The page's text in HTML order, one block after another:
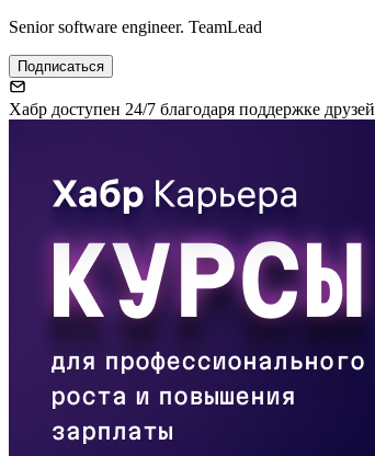
Senior software engineer. TeamLead
Подписаться
Хабр доступен 24/7 благодаря поддержке друзей